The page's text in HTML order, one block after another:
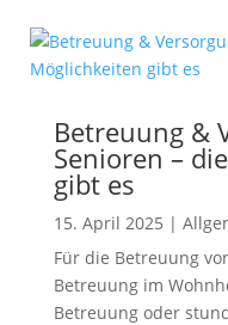
Betreuung &
Senioren –
gibt es
15. April 2025 |
Für die Betreuung
Betreuung im
Betreuung oder